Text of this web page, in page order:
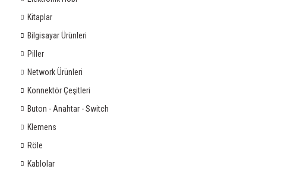
Kitaplar
Bilgisayar Ürünleri
Piller
Network Ürünleri
Konnektör Çeşitleri
Buton - Anahtar - Switch
Klemens
Röle
Kablolar